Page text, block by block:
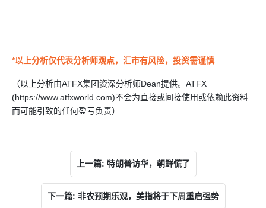
*以上分析仅代表分析师观点，汇市有风险，投资需谨慎
（以上分析由ATFX集团资深分析师Dean提供。ATFX
(https://www.atfxworld.com)不会为直接或间接使用或依赖此资料
而可能引致的任何盈亏负责）
上一篇: 特朗普访华，朝鲜慌了
下一篇: 非农预期乐观，美指将于下周重启强势